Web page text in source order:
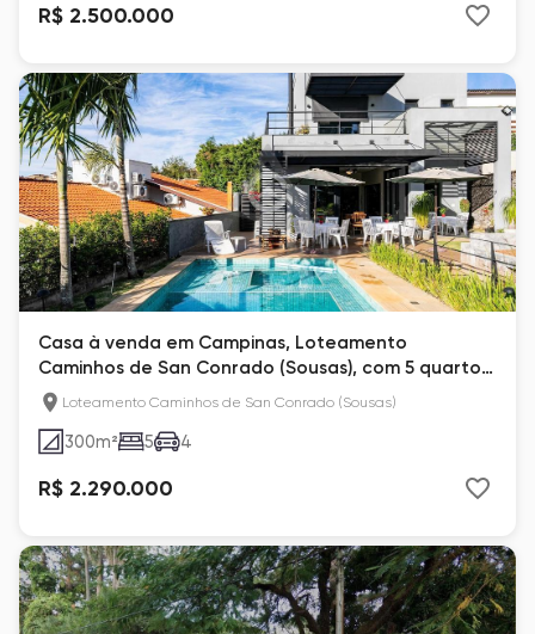
R$ 2.500.000
Casa à venda em Campinas, Loteamento
Caminhos de San Conrado (Sousas), com 5 quartos,
com 300 m²
Loteamento Caminhos de San Conrado (Sousas)
300m² 5 4
R$ 2.290.000